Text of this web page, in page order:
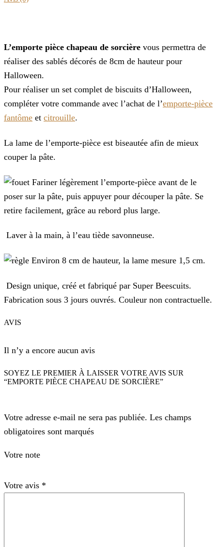
L’emporte pièce chapeau de sorcière vous permettra de
réaliser des sablés décorés de 8cm de hauteur pour
Halloween.
Pour réaliser un set complet de biscuits d’Halloween,
compléter votre commande avec l’achat de l’emporte-pièce
fantôme et citrouille.
La lame de l’emporte-pièce est biseautée afin de mieux
couper la pâte.
Fariner légèrement l’emporte-pièce avant de le
poser sur la pâte, puis appuyer pour découper la pâte. Se
retire facilement, grâce au rebord plus large.
Laver à la main, à l’eau tiède savonneuse.
Environ 8 cm de hauteur, la lame mesure 1,5 cm.
Design unique, créé et fabriqué par Super Beescuits.
Fabrication sous 3 jours ouvrés. Couleur non contractuelle.
AVIS
Il n’y a encore aucun avis
SOYEZ LE PREMIER À LAISSER VOTRE AVIS SUR
“EMPORTE PIÈCE CHAPEAU DE SORCIÈRE”
Votre adresse e-mail ne sera pas publiée. Les champs
obligatoires sont marqués
Votre note
Votre avis *